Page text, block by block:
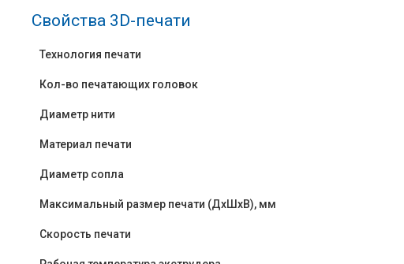
Свойства 3D-печати
Технология печати
Кол-во печатающих головок
Диаметр нити
Материал печати
Диаметр сопла
Максимальный размер печати (ДхШхВ), мм
Скорость печати